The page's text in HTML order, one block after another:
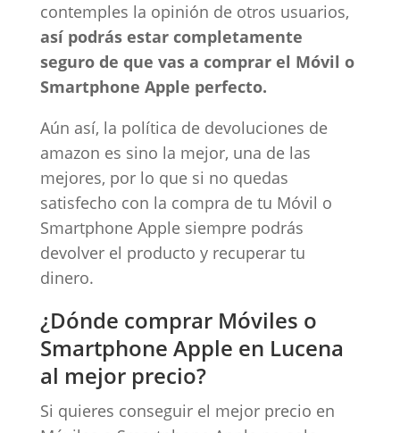
contemples la opinión de otros usuarios,
así podrás estar completamente
seguro de que vas a comprar el Móvil o
Smartphone Apple perfecto.
Aún así, la política de devoluciones de
amazon es sino la mejor, una de las
mejores, por lo que si no quedas
satisfecho con la compra de tu Móvil o
Smartphone Apple siempre podrás
devolver el producto y recuperar tu
dinero.
¿Dónde comprar Móviles o
Smartphone Apple en Lucena
al mejor precio?
Si quieres conseguir el mejor precio en